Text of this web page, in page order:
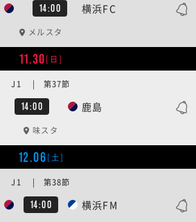
14:00 横浜FC
メルスタ
11.30[日]
14:00 鹿島
J1 | 第37節
味スタ
12.06[土]
14:00 横浜FM
J1 | 第38節